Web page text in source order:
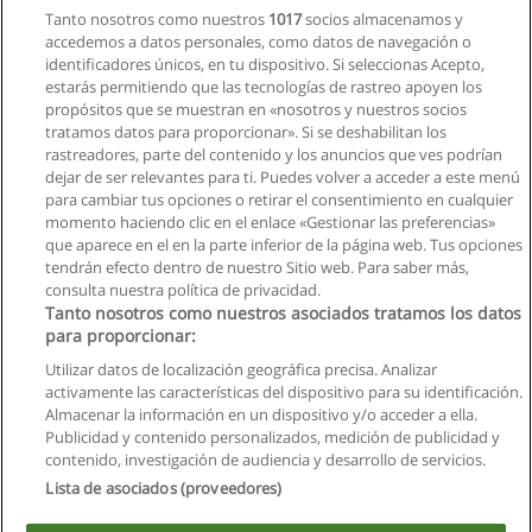
Solicita información
Curso Trabajo en Equipo y Gestión de la
Comunicación
Service Quality Ecuador (Capacitación & Asesoramiento
Empresarial)
Solicita información
Privacidad de datos
Contactar con Educaedu
Copyright © Educaedu Business S.L. - CIF : B-95610580: -
Tanto nosotros como nuestros 1017socios almacenamos y
accedemos a datos personales, como datos de navegación o
identificadores únicos, en tu dispositivo. Si seleccionas Acepto,
estarás permitiendo que las tecnologías de rastreo apoyen los
propósitos que se muestran en «nosotros y nuestros socios
tratamos datos para proporcionar». Si se deshabilitan los
rastreadores, parte del contenido y los anuncios que ves podrían
dejar de ser relevantes para ti. Puedes volver a acceder a este menú
para cambiar tus opciones o retirar el consentimiento en cualquier
momento haciendo clic en el enlace «Gestionar las preferencias»
que aparece en el en la parte inferior de la página web. Tus opciones
tendrán efecto dentro de nuestro Sitio web. Para saber más,
consulta nuestra política de privacidad.
Tanto nosotros como nuestros asociados tratamos los datos
para proporcionar:
Utilizar datos de localización geográfica precisa. Analizar
activamente las características del dispositivo para su identificación.
Almacenar la información en un dispositivo y/o acceder a ella.
Publicidad y contenido personalizados, medición de publicidad y
contenido, investigación de audiencia y desarrollo de servicios.
Lista de asociados (proveedores)